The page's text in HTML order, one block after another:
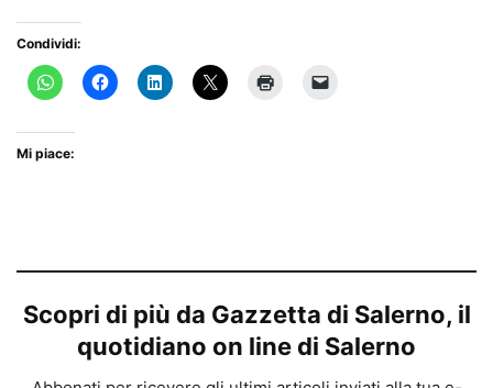
Condividi:
Mi piace:
Scopri di più da Gazzetta di Salerno, il
quotidiano on line di Salerno